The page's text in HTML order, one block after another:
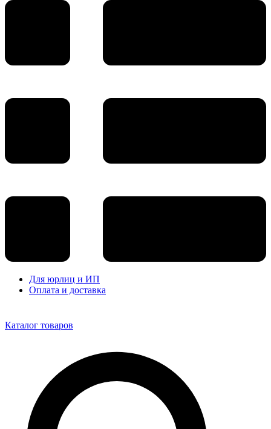
Для юрлиц и ИП
Оплата и доставка
Каталог товаров